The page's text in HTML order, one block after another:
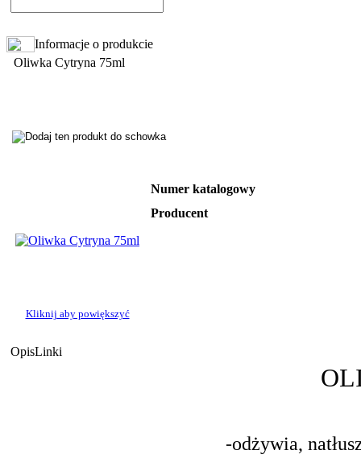
Informacje o produkcie
Oliwka Cytryna 75ml
Kliknij aby powiększyć
Numer katalogowy
Producent
OpisLinki
-odżywia,